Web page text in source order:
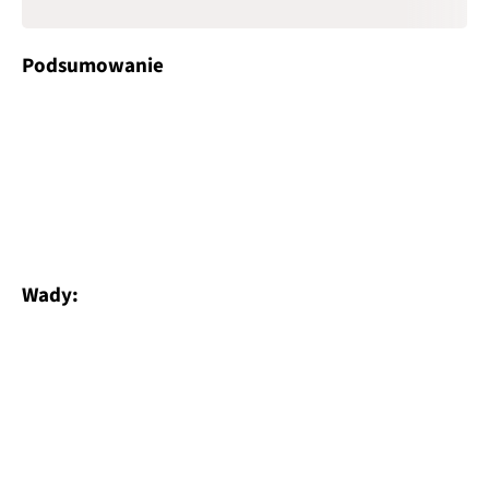
Podsumowanie
Wady: